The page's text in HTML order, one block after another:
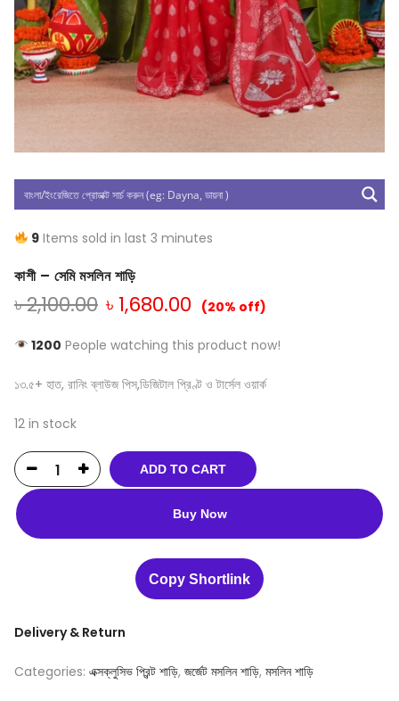
9Items sold in last 3 minutes
কাশী – সেমি মসলিন শাড়ি
৳2,100.00 ৳ 1,680.00 (20% off)
1200 People watching this product now!
১৩.৫+ হাত, রানিং ব্লাউজ পিস,ডিজিটাল প্রিণ্ট ও টার্সেল ওয়ার্ক
12 in stock
ADD TO CART
Buy Now
Copy Shortlink
Delivery & Return
Categories: এক্সক্লুসিভ প্রিন্ট শাড়ি, জর্জেট মসলিন শাড়ি, মসলিন শাড়ি